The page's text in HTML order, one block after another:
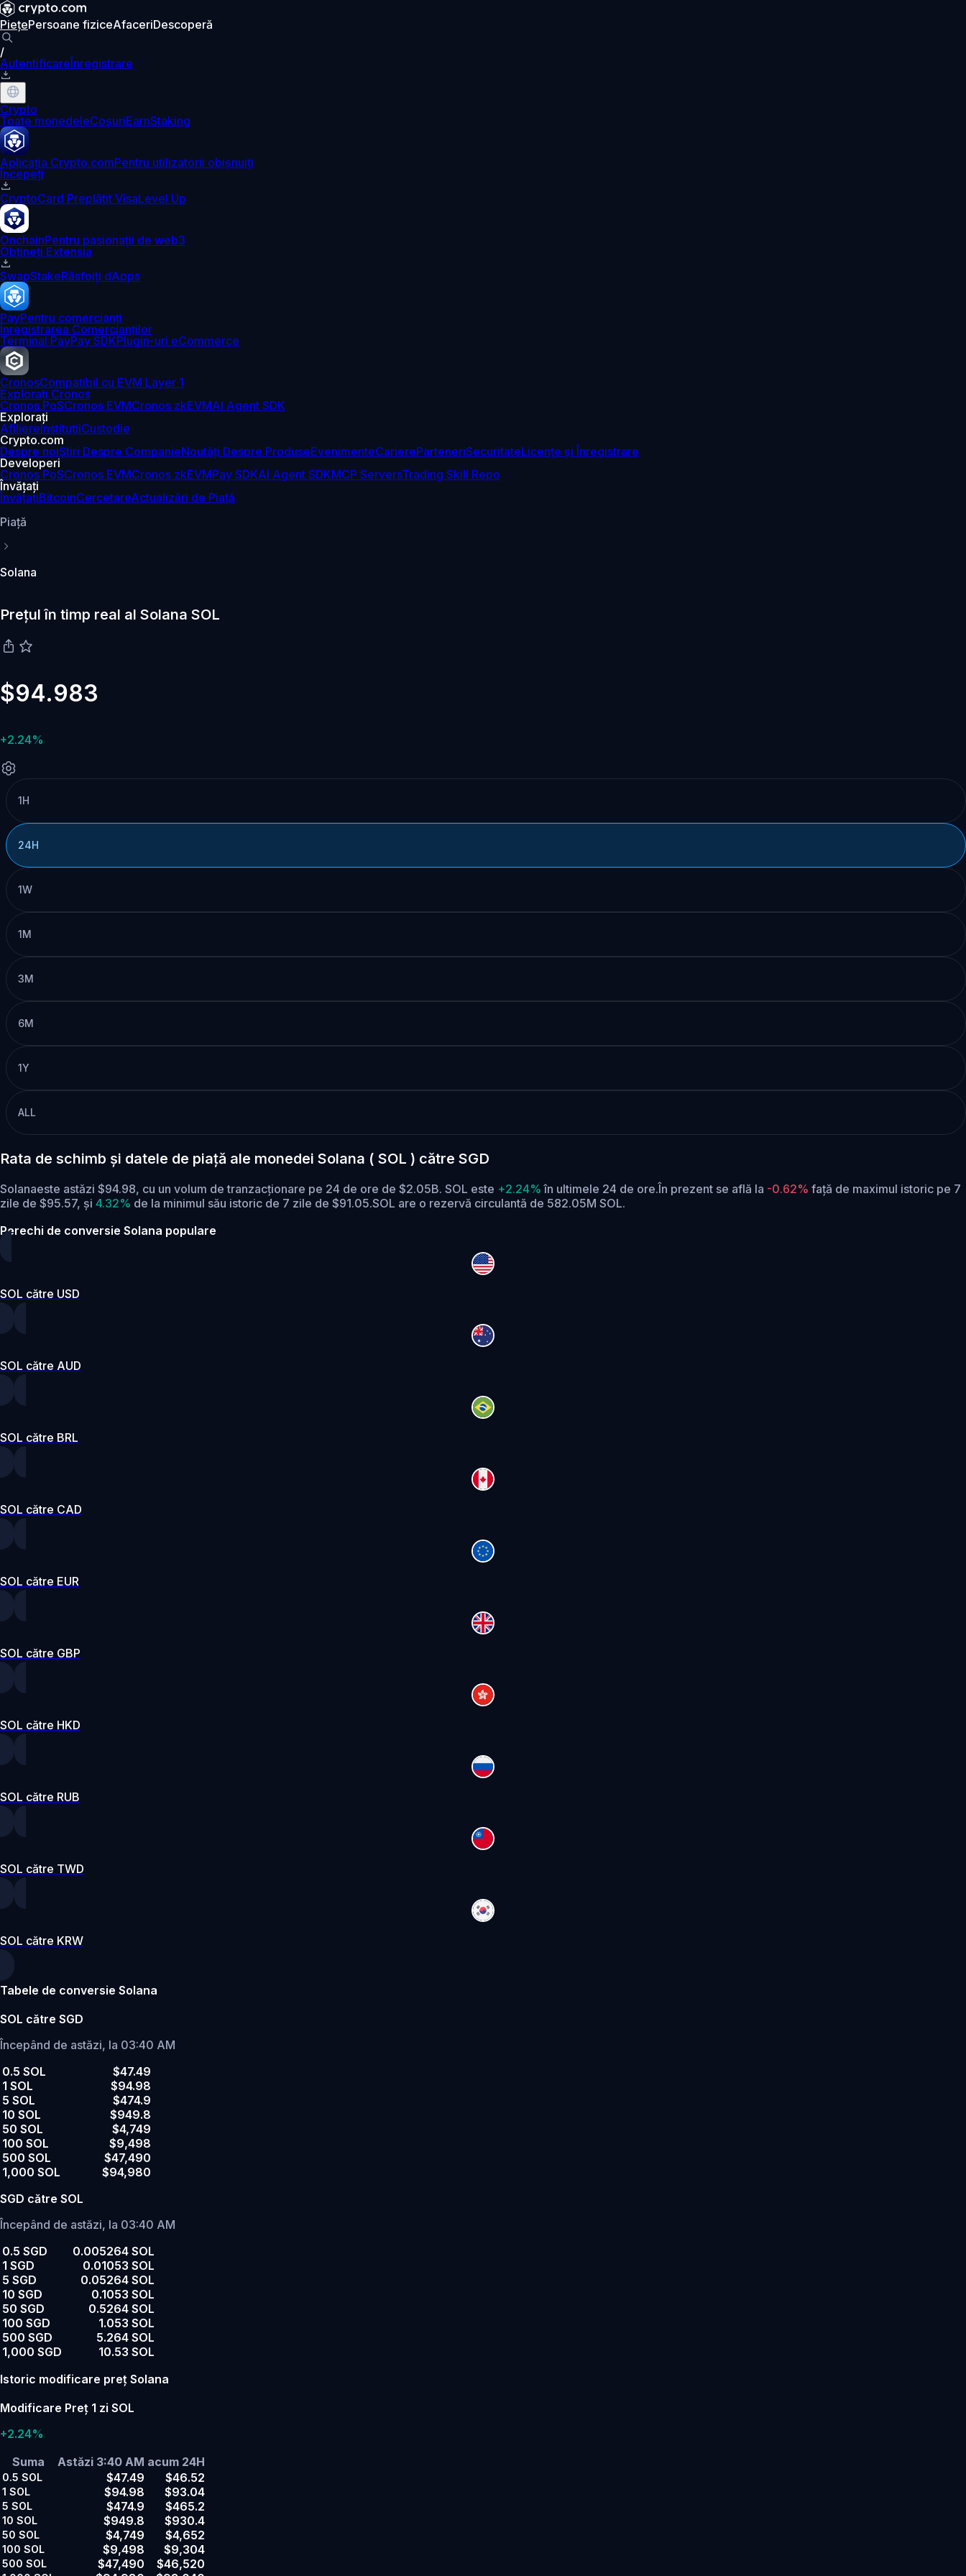
PiețePersoane fiziceAfaceriDescoperă
/
AutentificareÎnregistrare
Crypto
Toate monedeleCoșuriEarnStaking
Aplicația Crypto.comPentru utilizatorii obișnuiți
Începeți
CryptoCard Preplătit VisaLevel Up
OnchainPentru pasionații de web3
Obțineți Extensia
SwapStakeRăsfoiți dApps
PayPentru comercianți
Înregistrarea Comercianților
Terminal PayPay SDKPlugin-uri eCommerce
CronosCompatibil cu EVM Layer 1
Explorați Cronos
Cronos PoSCronos EVMCronos zkEVMAI Agent SDK
Explorați
AfiliereInstituțiiCustodie
Crypto.com
Despre noiȘtiri Despre CompanieNoutăți Despre ProduseEvenimenteCariereParteneriSecuritateLicențe și Înregistrare
Developeri
Cronos PoSCronos EVMCronos zkEVMPay SDKAI Agent SDKMCP ServersTrading Skill Repo
Învățați
ÎnvățațiBitcoinCercetareActualizări de Piață
Piaţă
Solana
Prețul în timp real al Solana SOL
$94.983
+2.24%
1H
24H
1W
1M
3M
6M
1Y
ALL
Rata de schimb și datele de piață ale monedei Solana ( SOL ) către SGD
Solanaeste astăzi $94.98, cu un volum de tranzacționare pe 24 de ore de $2.05B. SOL este +2.24%în ultimele 24 de ore.În prezent se află la -0.62% față de maximul istoric pe 7
zile de $95.57, și 4.32% de la minimul său istoric de 7 zile de $91.05.SOL are o rezervă circulantă de 582.05M SOL.
Perechi de conversie Solana populare
SOL către USD
SOL către AUD
SOL către BRL
SOL către CAD
SOL către EUR
SOL către GBP
SOL către HKD
SOL către RUB
SOL către TWD
SOL către KRW
Tabele de conversie Solana
SOL către SGD
Începând de astăzi, la 03:40 AM
0.5 SOL
$47.49
1 SOL
$94.98
5 SOL
$474.9
10 SOL
$949.8
50 SOL
$4,749
100 SOL
$9,498
500 SOL
$47,490
1,000 SOL
$94,980
SGD către SOL
Începând de astăzi, la 03:40 AM
0.5 SGD
0.005264 SOL
1 SGD
0.01053 SOL
5 SGD
0.05264 SOL
10 SGD
0.1053 SOL
50 SGD
0.5264 SOL
100 SGD
1.053 SOL
500 SGD
5.264 SOL
1,000 SGD
10.53 SOL
Istoric modificare preț Solana
Modificare Preț 1 zi SOL
+2.24%
Suma
Astăzi 3:40 AM acum 24H
0.5 SOL $47.49 $46.52
1 SOL $94.98 $93.04
5 SOL $474.9 $465.2
10 SOL $949.8 $930.4
50 SOL $4,749 $4,652
100 SOL $9,498 $9,304
500 SOL $47,490 $46,520